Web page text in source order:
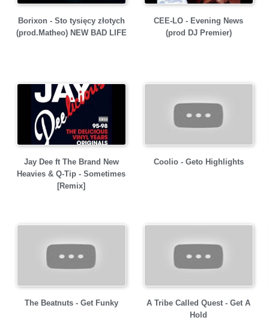
Borixon - Sto tysięcy złotych
(prod.Matheo) NEW BAD LIFE
CEE-LO - Evening News
(prod DJ Premier)
Jay Dee ft The Brand New
Heavies & Q-Tip - Sometimes
[Remix]
Coolio - Geto Highlights
The Beatnuts - Get Funky
A Tribe Called Quest - Get A
Hold